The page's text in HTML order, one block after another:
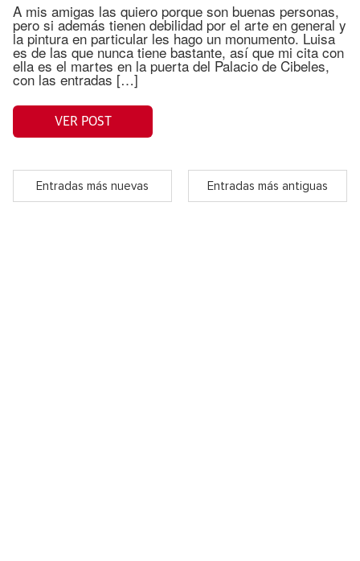
A mis amigas las quiero porque son buenas personas,
pero si además tienen debilidad por el arte en general y
la pintura en particular les hago un monumento. Luisa
es de las que nunca tiene bastante, así que mi cita con
ella es el martes en la puerta del Palacio de Cibeles,
con las entradas […]
VER POST
Entradas más nuevas Entradas más antiguas